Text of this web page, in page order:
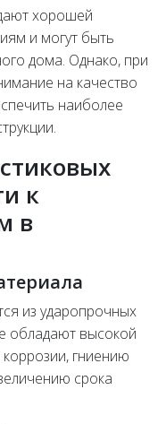
хорошей
и могут быть
дома. Однако, при
на качество
наиболее
к
в
из ударопрочных
обладают высокой
гниению
срока